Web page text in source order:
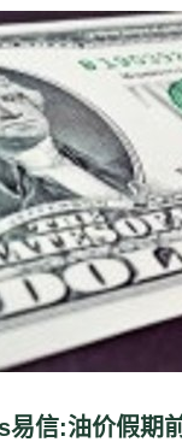
信:油价假期